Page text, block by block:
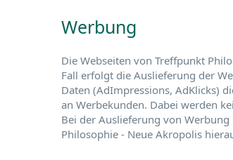
Werbung
Die Webseiten von Treffpunkt
Fall erfolgt die Auslieferung der
Daten (AdImpressions, AdKlicks)
an Werbekunden. Dabei werden
Bei der Auslieferung von
Philosophie - Neue Akropolis